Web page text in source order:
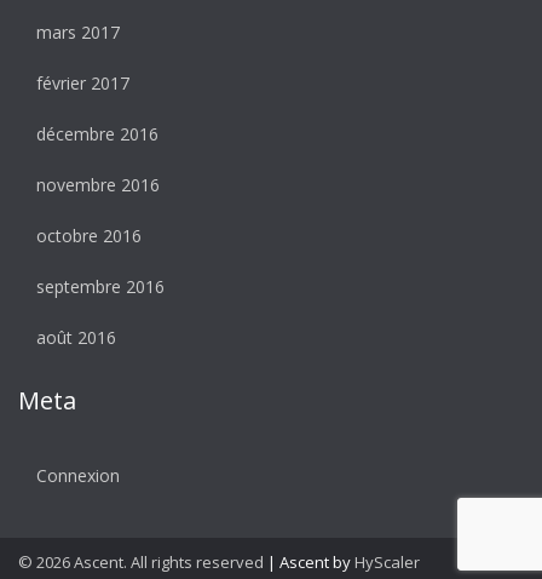
mars 2017
février 2017
décembre 2016
novembre 2016
octobre 2016
septembre 2016
août 2016
Meta
Connexion
© 2026 Ascent. All rights reserved | Ascent by HyScaler